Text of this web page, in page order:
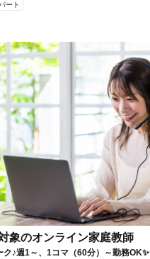
ート
象のオンライン家庭教師
ク♪週1～、1コマ（60分）～勤務OK✨